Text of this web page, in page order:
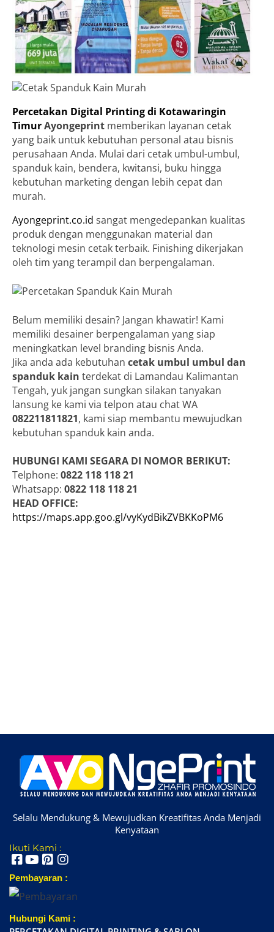
Percetakan Digital Printing di Kotawaringin
TimurAyongeprint memberikan layanan cetak
yang baik untuk kebutuhan personal atau bisnis
perusahaan Anda. Mulai dari cetak umbul-umbul,
spanduk kain, bendera, kwitansi, buku hingga
kebutuhan marketing dengan lebih cepat dan
murah.
Ayongeprint.co.id sangat mengedepankan kualitas
produk dengan menggunakan material dan
teknologi mesin cetak terbaik. Finishing dikerjakan
oleh tim yang terampil dan berpengalaman.
Belum memiliki desain? Jangan khawatir! Kami
memiliki desainer berpengalaman yang siap
meningkatkan level branding bisnis Anda.
Jika anda ada kebutuhan cetak umbul umbul dan
spanduk kain terdekat di Lamandau Kalimantan
Tengah, yuk jangan sungkan silakan tanyakan
lansung ke kami via telpon atau chat WA
082211811821, kami siap membantu mewujudkan
kebutuhan spanduk kain anda.
HUBUNGI KAMI SEGARA DI NOMOR BERIKUT:
Telphone: 0822 118 118 21
Whatsapp: 0822 118 118 21
HEAD OFFICE:
https://maps.app.goo.gl/vyKydBikZVBKKoPM6
Selalu Mendukung & Mewujudkan Kreatifitas Anda Menjadi
Kenyataan
Ikuti Kami :
Pembayaran :
Hubungi Kami :